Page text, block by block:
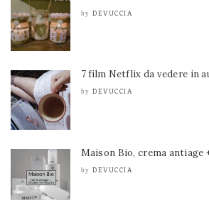
by DEVUCCIA
7 film Netflix da vedere in
by DEVUCCIA
Maison Bio, crema antiage
by DEVUCCIA